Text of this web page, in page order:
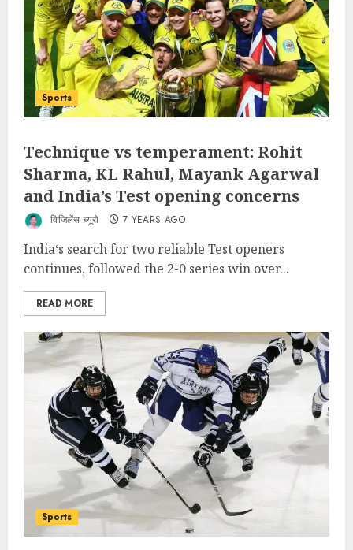
Sports
Technique vs temperament: Rohit
Sharma, KL Rahul, Mayank Agarwal
and India’s Test opening concerns
विजिलेंस ब्यूरो 7 YEARS AGO
India‘s search for two reliable Test openers
continues, followed the 2-0 series win over...
READ MORE
Sports